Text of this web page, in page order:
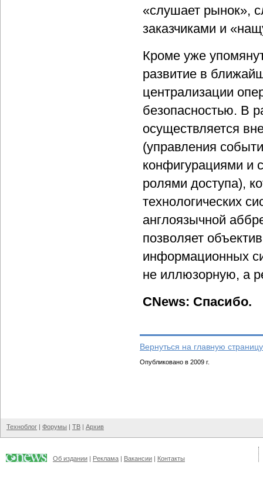
«слушает рынок»,
заказчиками и
Кроме уже
развитие в
централизации
безопасностью. В
осуществляется
(управления
конфигурациями и
ролями доступа),
технологических
англоязычной
позволяет
информационных
не иллюзорную, а
CNews: Спасибо.
Вернуться на главную
Опубликовано в 2009 г.
Техноблог | Форумы | ТВ | Архив
Об издании | Реклама | Вакансии | Контакты